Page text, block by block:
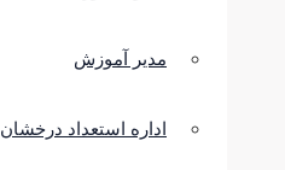
مدیر آموزش
اداره استعداد درخشان